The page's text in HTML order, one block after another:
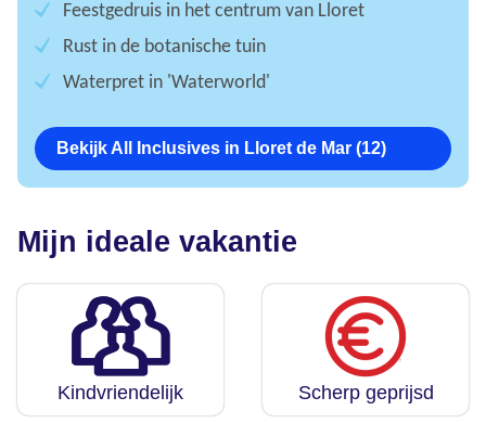
Feestgedruis in het centrum van Lloret
Rust in de botanische tuin
Waterpret in 'Waterworld'
Bekijk All Inclusives in Lloret de Mar (12)
Mijn ideale vakantie
Kindvriendelijk Scherp geprijsd